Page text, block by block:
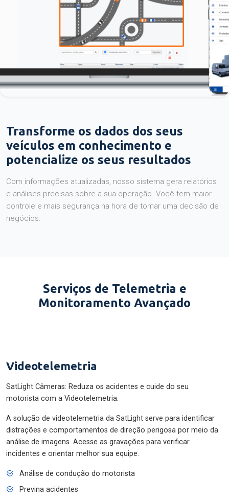
Transforme os dados dos seus
veículos em conhecimento e
potencialize os seus resultados
Com informações atualizadas, nosso sistema gera relatórios
e análises precisas sobre a sua operação. Você tem maior
controle e mais segurança na hora de tomar uma decisão de
negócios.
Serviços de Telemetria e
Monitoramento Avançado
Videotelemetria
SatLight Câmeras: Reduza os acidentes e cuide do seu
motorista com a Videotelemetria.
A solução de videotelemetria da SatLight serve para identificar
distrações e comportamentos de direção perigosa por meio da
análise de imagens. Acesse as gravações para verificar
incidentes e orientar melhor sua equipe.
Análise de condução do motorista
Previna acidentes